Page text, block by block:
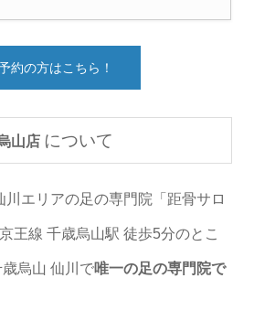
約の方はこちら！
山店 について
川エリアの足の専門院「距骨サロ
王線 千歳烏山駅 徒歩5分のとこ
烏山 仙川で唯一の足の専門院で